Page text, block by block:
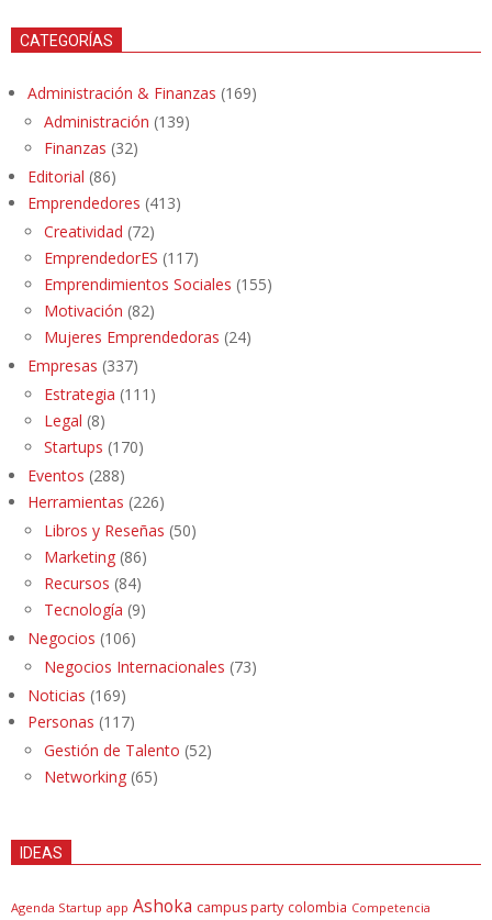
CATEGORÍAS
Administración & Finanzas (169)
Administración (139)
Finanzas (32)
Editorial (86)
Emprendedores (413)
Creatividad (72)
EmprendedorES (117)
Emprendimientos Sociales (155)
Motivación (82)
Mujeres Emprendedoras (24)
Empresas (337)
Estrategia (111)
Legal (8)
Startups (170)
Eventos (288)
Herramientas (226)
Libros y Reseñas (50)
Marketing (86)
Recursos (84)
Tecnología (9)
Negocios (106)
Negocios Internacionales (73)
Noticias (169)
Personas (117)
Gestión de Talento (52)
Networking (65)
IDEAS
Agenda Startup app Ashoka campus party colombia Competencia